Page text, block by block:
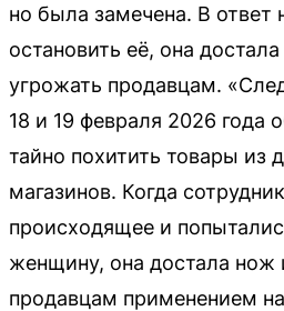
но была замечена. В ответ
остановить её, она
угрожать продавцам.
18 и 19 февраля 2026 года
тайно похитить товары из
магазинов. Когда
происходящее и
женщину, она достала нож
продавцам применением